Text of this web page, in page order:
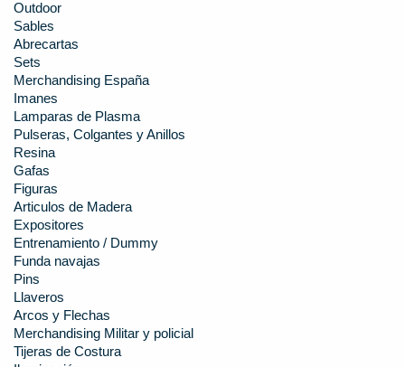
Outdoor
Sables
Abrecartas
Sets
Merchandising España
Imanes
Lamparas de Plasma
Pulseras, Colgantes y Anillos
Resina
Gafas
Figuras
Articulos de Madera
Expositores
Entrenamiento / Dummy
Funda navajas
Pins
Llaveros
Arcos y Flechas
Merchandising Militar y policial
Tijeras de Costura